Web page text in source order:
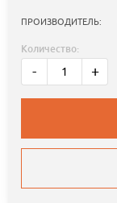
ПРОИЗВОДИТЕЛЬ:
Количество:
- +